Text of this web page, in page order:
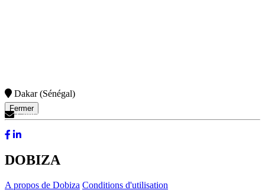
Fermer
Dakar (Sénégal)
Contactez-Nous
DOBIZA
A propos de Dobiza Conditions d'utilisation